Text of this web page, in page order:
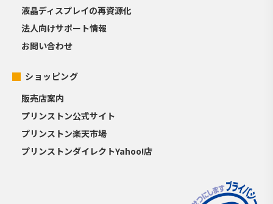
液晶ディスプレイの再資源化
法人向けサポート情報
お問い合わせ
ショッピング
販売店案内
プリンストン公式サイト
プリンストン楽天市場
プリンストンダイレクトYahoo!店